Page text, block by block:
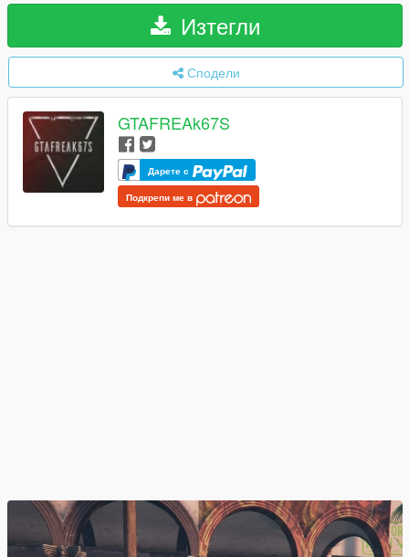
Изтегли
Сподели
GTAFREAk67S
Дарете с
Подкрепи ме в